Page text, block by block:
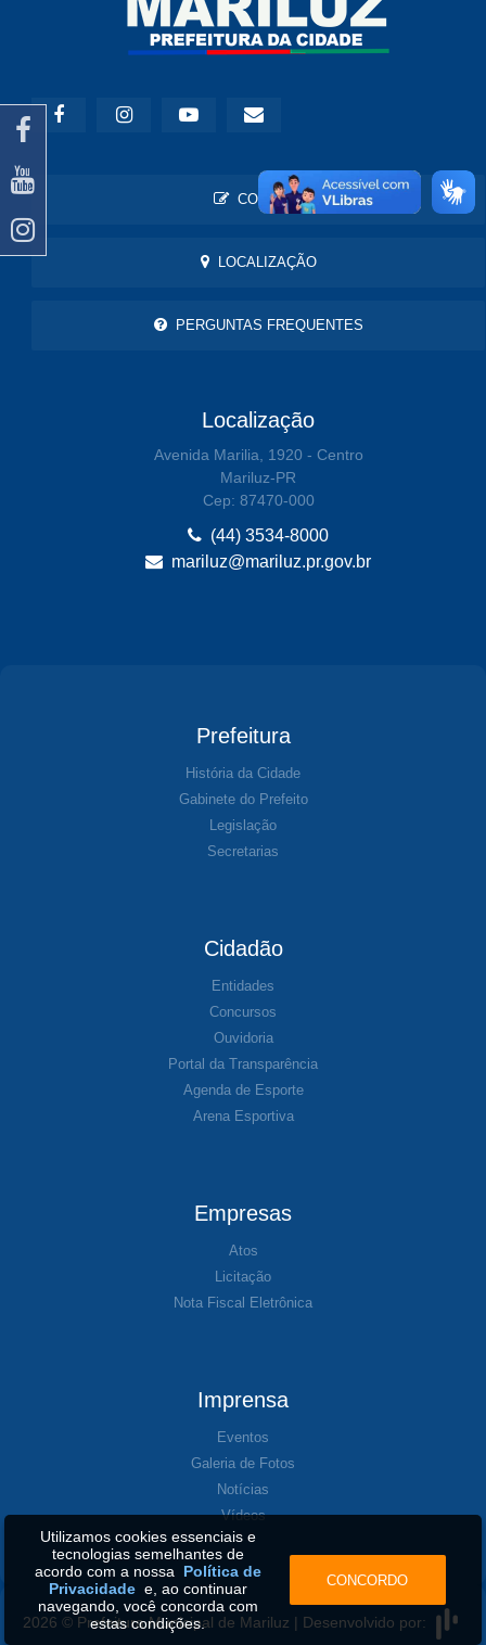
CONTATO
LOCALIZAÇÃO
PERGUNTAS FREQUENTES
Localização
Avenida Marilia, 1920 - Centro
Mariluz-PR
Cep: 87470-000
(44) 3534-8000
mariluz@mariluz.pr.gov.br
Prefeitura
História da Cidade
Gabinete do Prefeito
Legislação
Secretarias
Cidadão
Entidades
Concursos
Ouvidoria
Portal da Transparência
Agenda de Esporte
Arena Esportiva
Empresas
Atos
Licitação
Nota Fiscal Eletrônica
Imprensa
Eventos
Galeria de Fotos
Notícias
Vídeos
2026 © Prefeitura Municipal de Mariluz | Desenvolvido por:
Utilizamos cookies essenciais e
tecnologias semelhantes de
acordo com a nossa Política de
Privacidadee, ao continuar
navegando, você concorda com
estas condições.
CONCORDO